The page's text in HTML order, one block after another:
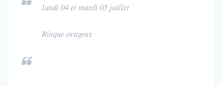
lundi 04 et mardi 05 juillet
Risque orageux